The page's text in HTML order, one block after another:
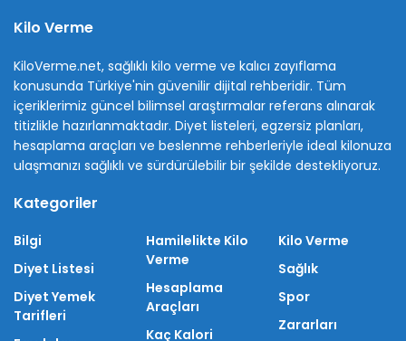
Kilo Verme
KiloVerme.net, sağlıklı kilo verme ve kalıcı zayıflama
konusunda Türkiye'nin güvenilir dijital rehberidir. Tüm
içeriklerimiz güncel bilimsel araştırmalar referans alınarak
titizlikle hazırlanmaktadır. Diyet listeleri, egzersiz planları,
hesaplama araçları ve beslenme rehberleriyle ideal kilonuza
ulaşmanızı sağlıklı ve sürdürülebilir bir şekilde destekliyoruz.
Kategoriler
Bilgi
Diyet Listesi
Diyet Yemek
Tarifleri
Hamilelikte Kilo
Verme
Hesaplama
Araçları
Kaç Kalori
Kilo Verme
Sağlık
Spor
Zararları